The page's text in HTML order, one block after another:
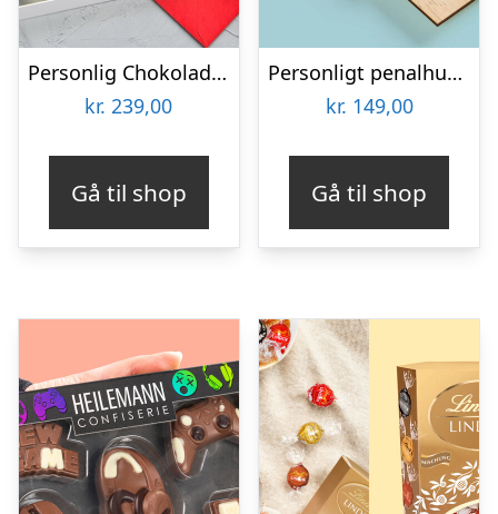
Personlig Chokoladeplade med Billede
kr. 239,00
Gå til shop
Personligt penalhus med foto & tekst
kr. 149,00
Gå til shop